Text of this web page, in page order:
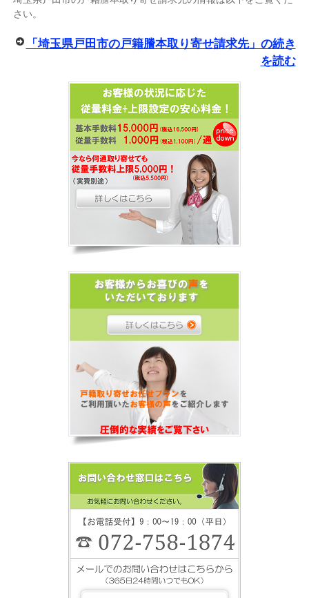
さい。
「埼玉県戸田市の戸籍謄本取り寄せ請求先」の続き
を読む